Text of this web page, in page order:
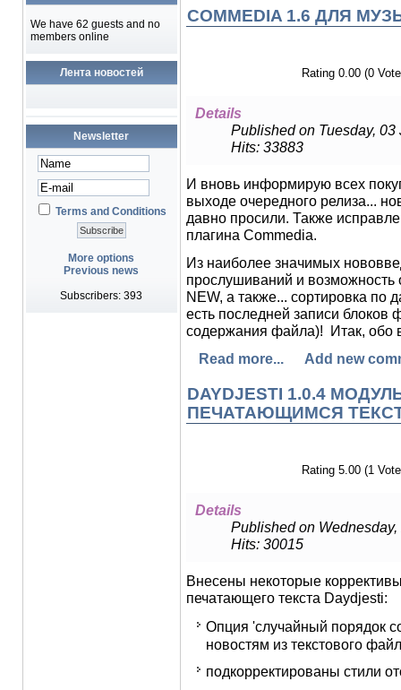
We have 62 guests and no
members online
Лента новостей
Newsletter
Terms and Conditions
More options
Previous news
Subscribers: 393
COMMEDIA 1.6 ДЛЯ
Rating 0.00 (0
Details
Published on Tuesday, 03
Hits: 33883
И вновь информирую всех
выходе очередного релиза...
давно просили. Также
плагина Commedia.
Из наиболее значимых
прослушиваний и
NEW, а также... сортировка по
есть последней записи блоков
содержания файла)! Итак, обо
Read more...
Add new
DAYDJESTI 1.0.4
ПЕЧАТАЮЩИМСЯ
Rating 5.00 (1
Details
Published on
Hits: 30015
Внесены некоторые
печатающего текста Daydjesti:
Опция 'случайный порядок
новостям из текстового
подкорректированы стили